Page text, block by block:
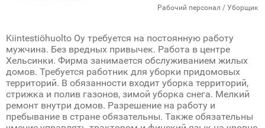
Рабочий персонал / Уборщик
Kiintestiöhuolto Oy требуется на постоянную работу
мужчина. Без вредных привычек. Работа в центре
Хельсинки. Фирма занимается обслуживанием жилых
домов. Требуется работник для уборки придомовых
территорий. В обязанности входит уборка территорий,
стрижка и полив газонов, зимой уборка снега. Мелкий
ремонт внутри домов. Разрешение на работу и
пребывание в стране обязательны. Также обязательны